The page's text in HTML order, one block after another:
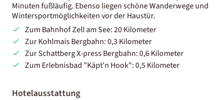
Minuten fußläufig. Ebenso liegen schöne Wanderwege und
Wintersportmöglichkeiten vor der Haustür.
Zum Bahnhof Zell am See: 20 Kilometer
Zur Kohlmais Bergbahn: 0,3 Kilometer
Zur Schattberg X-press Bergbahn: 0,6 Kilometer
Zum Erlebnisbad "Käpt'n Hook": 0,5 Kilometer
Hotelausstattung